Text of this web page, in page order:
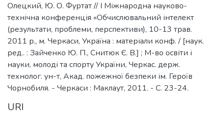
Олецкий, Ю. О. Фуртат // І Міжнародна науково-
технічна конференція «Обчислювальний інтелект
(результати, проблеми, перспективи), 10-13 трав.
2011 р., м. Черкаси, Україна : матеріали конф. / [наук.
ред.. : Зайченко Ю. П., Снитюк Є. В.] ; М-во освіти і
науки, молоді та спорту України, Черкас. держ.
технолог. ун-т, Акад. пожежної безпеки ім. Героїв
Чорнобиля. - Черкаси : Маклаут, 2011. - С. 23-24.
URI